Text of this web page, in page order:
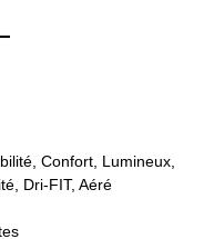
Confort, Lumineux,
Dri-FIT, Aéré